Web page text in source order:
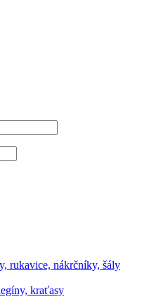
rukavice, nákrčníky, šály
kraťasy